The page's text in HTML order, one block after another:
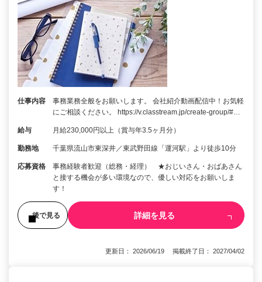
仕事内容
事務業務全般をお願いします。 会社紹介動画配信中！お気軽
にご相談ください。 https://v.classtream.jp/create-group/#…
給与 月給230,000円以上（賞与年3.5ヶ月分）
勤務地 千葉県流山市東深井／東武野田線「運河駅」より徒歩10分
応募資格
事務経験者歓迎（総務・経理） ★おじいさん・おばあさん
と接する機会が多い環境なので、優しい対応をお願いしま
す！
後で見る 詳細を見る
更新日： 2026/06/19 掲載終了日： 2027/04/02